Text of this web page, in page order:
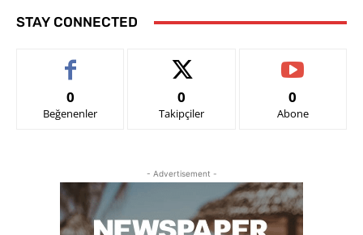
STAY CONNECTED
0
Beğenenler
0
Takipçiler
0
Abone
- Advertisement -